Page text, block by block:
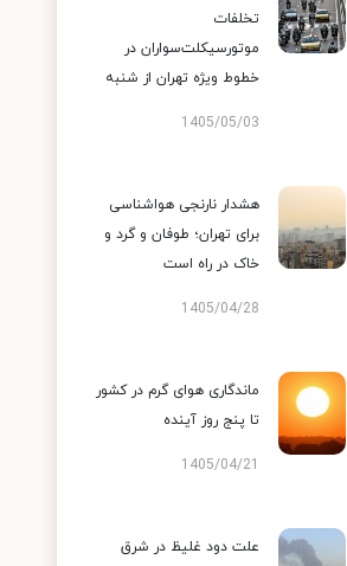
تخلفات
موتورسیکلت‌سواران در
خطوط ویژه تهران از شنبه
1405/05/03
هشدار نارنجی هواشناسی
برای تهران؛ طوفان و گرد و
خاک در راه است
1405/04/28
ماندگاری هوای گرم در کشور
تا پنج روز آینده
1405/04/21
علت دود غلیظ در شرق